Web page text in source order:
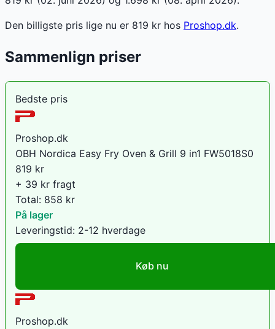
Den billigste pris lige nu er 819 kr hos Proshop.dk.
Sammenlign priser
Bedste pris
Proshop.dk
OBH Nordica Easy Fry Oven & Grill 9 in1 FW5018S0
819 kr
+ 39 kr fragt
Total: 858 kr
På lager
Leveringstid: 2-12 hverdage
Køb nu
Proshop.dk